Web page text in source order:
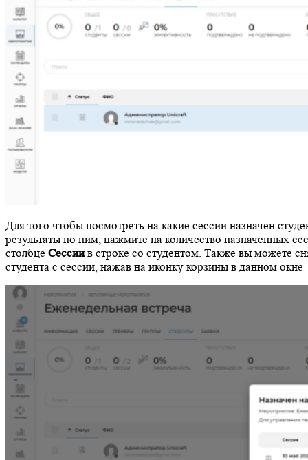
Для того чтобы посмотреть на какие сессии назначен
результаты по ним, нажмите на количество назначенных
столбце Сессиив строке со студентом. Также вы можете
студента с сессии, нажав на иконку корзины в данном окне